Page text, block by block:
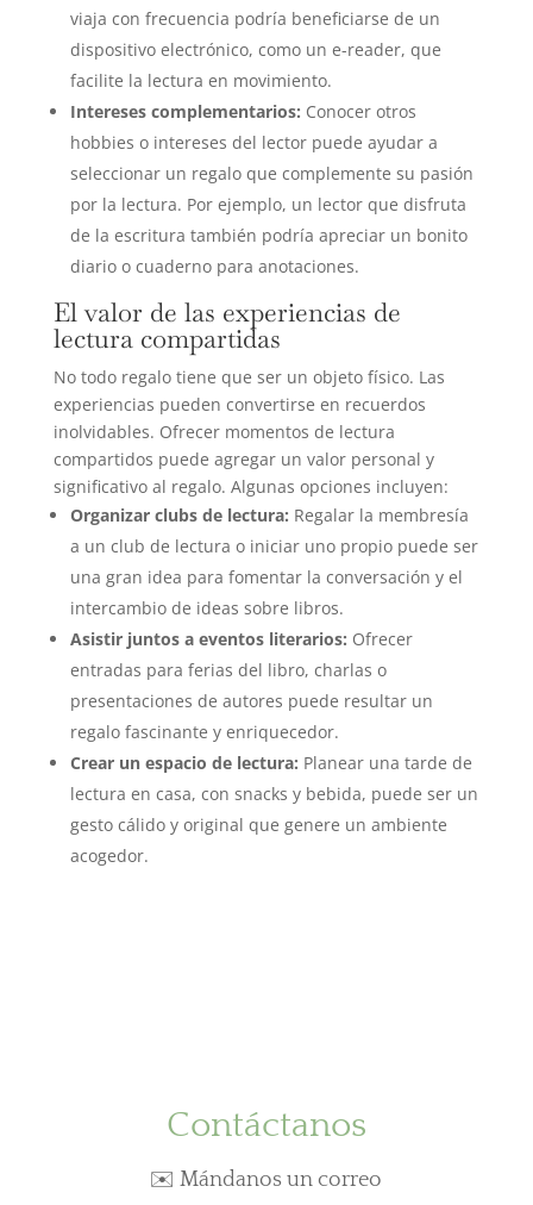
viaja con frecuencia podría beneficiarse de un
dispositivo electrónico, como un e-reader, que
facilite la lectura en movimiento.
Intereses complementarios: Conocer otros
hobbies o intereses del lector puede ayudar a
seleccionar un regalo que complemente su pasión
por la lectura. Por ejemplo, un lector que disfruta
de la escritura también podría apreciar un bonito
diario o cuaderno para anotaciones.
El valor de las experiencias de
lectura compartidas
No todo regalo tiene que ser un objeto físico. Las
experiencias pueden convertirse en recuerdos
inolvidables. Ofrecer momentos de lectura
compartidos puede agregar un valor personal y
significativo al regalo. Algunas opciones incluyen:
Organizar clubs de lectura: Regalar la membresía
a un club de lectura o iniciar uno propio puede ser
una gran idea para fomentar la conversación y el
intercambio de ideas sobre libros.
Asistir juntos a eventos literarios: Ofrecer
entradas para ferias del libro, charlas o
presentaciones de autores puede resultar un
regalo fascinante y enriquecedor.
Crear un espacio de lectura: Planear una tarde de
lectura en casa, con snacks y bebida, puede ser un
gesto cálido y original que genere un ambiente
acogedor.
Contáctanos
✉️ Mándanos un correo